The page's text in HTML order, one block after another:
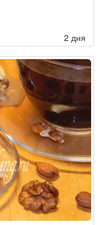
2 дня